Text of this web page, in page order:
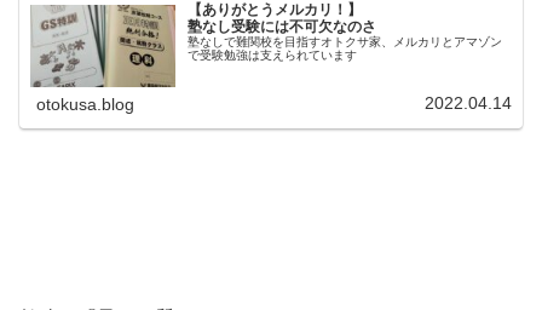
【ありがとうメルカリ！】
塾なし受験には不可欠なのさ
塾なしで難関校を目指すオトクサ家、メルカリとアマゾン
で受験勉強は支えられています
otokusa.blog 2022.04.14